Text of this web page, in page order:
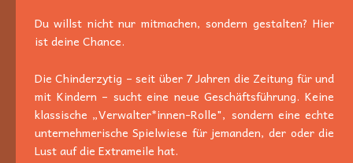
Du willst nicht nur mitmachen, sondern gestalten? Hier
ist deine Chance.
Die Chinderzytig – seit über 7 Jahren die Zeitung für und
mit Kindern – sucht eine neue Geschäftsführung. Keine
klassische „Verwalter*innen-Rolle", sondern eine echte
unternehmerische Spielwiese für jemanden, der oder die
Lust auf die Extrameile hat.